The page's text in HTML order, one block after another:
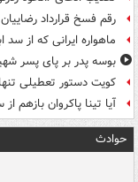
رقم فسخ قرارداد رضاییان با
ماهواره ایرانی که از سد
بوسه‌ پدر بر پای پسر
کویت دستور تعطیلی
آیا تینا پاکروان بازهم
حوادث